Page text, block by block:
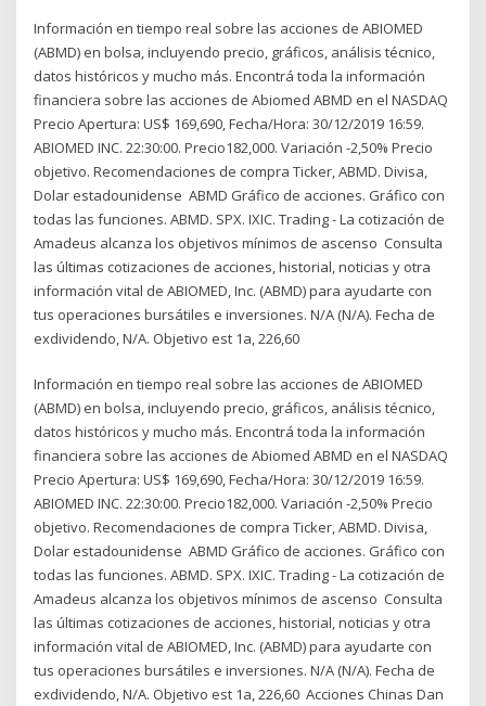
Información en tiempo real sobre las acciones de ABIOMED
(ABMD) en bolsa, incluyendo precio, gráficos, análisis técnico,
datos históricos y mucho más. Encontrá toda la información
financiera sobre las acciones de Abiomed ABMD en el NASDAQ
Precio Apertura: US$ 169,690, Fecha/Hora: 30/12/2019 16:59.
ABIOMED INC. 22:30:00. Precio182,000. Variación -2,50% Precio
objetivo. Recomendaciones de compra Ticker, ABMD. Divisa,
Dolar estadounidense ABMD Gráfico de acciones. Gráfico con
todas las funciones. ABMD. SPX. IXIC. Trading - La cotización de
Amadeus alcanza los objetivos mínimos de ascenso Consulta
las últimas cotizaciones de acciones, historial, noticias y otra
información vital de ABIOMED, Inc. (ABMD) para ayudarte con
tus operaciones bursátiles e inversiones. N/A (N/A). Fecha de
exdividendo, N/A. Objetivo est 1a, 226,60
Información en tiempo real sobre las acciones de ABIOMED
(ABMD) en bolsa, incluyendo precio, gráficos, análisis técnico,
datos históricos y mucho más. Encontrá toda la información
financiera sobre las acciones de Abiomed ABMD en el NASDAQ
Precio Apertura: US$ 169,690, Fecha/Hora: 30/12/2019 16:59.
ABIOMED INC. 22:30:00. Precio182,000. Variación -2,50% Precio
objetivo. Recomendaciones de compra Ticker, ABMD. Divisa,
Dolar estadounidense ABMD Gráfico de acciones. Gráfico con
todas las funciones. ABMD. SPX. IXIC. Trading - La cotización de
Amadeus alcanza los objetivos mínimos de ascenso Consulta
las últimas cotizaciones de acciones, historial, noticias y otra
información vital de ABIOMED, Inc. (ABMD) para ayudarte con
tus operaciones bursátiles e inversiones. N/A (N/A). Fecha de
exdividendo, N/A. Objetivo est 1a, 226,60 Acciones Chinas Dan